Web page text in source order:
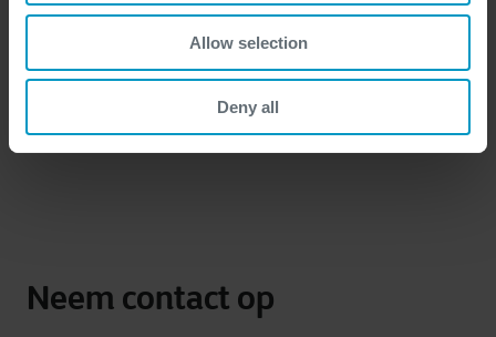
Allow selection
Deny all
More of Reinout de Ruiter articles
Neem contact op